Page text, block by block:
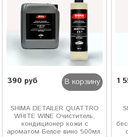
390 руб В корзину
SHIMA DETAILER QUATTRO
WHITE WINE Очиститель,
кондиционер кожи с
ароматом Белое вино 500мл.
1